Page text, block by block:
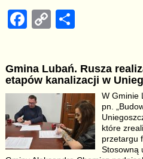
F
e
b
o
o
k
C
y
Li
n
k
e
Gmina Lubań. Rusza
etapów kanalizacji w
W Gminie
pn.
które
przetargu
Stosowną